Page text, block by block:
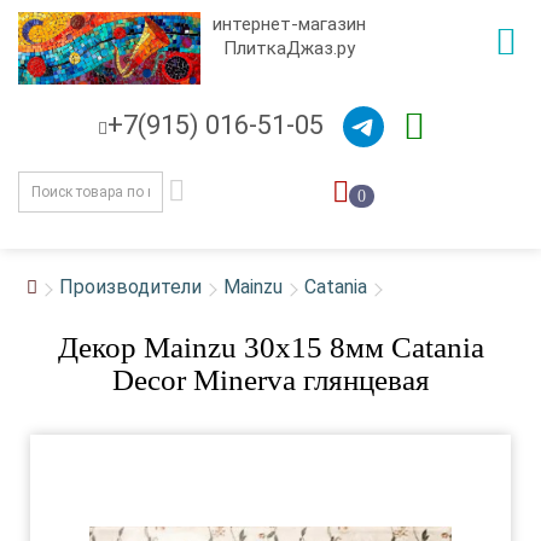
интернет-магазин
ПлиткаДжаз.ру
+7(915) 016-51-05
0
Производители Mainzu Catania
Декор Mainzu 30x15 8мм Catania
Decor Minerva глянцевая